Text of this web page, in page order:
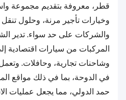
قطر، معروفة بتقديم مجموعة
وخيارات تأجير مرنة، وحلول تنقل
والشركات على حد سواء. تدير
المركبات من سيارات اقتصادية
وشاحنات تجارية، وحافلات.
في الدوحة، بما في ذلك مواقع
حمد الدولي، مما يجعل عمليات